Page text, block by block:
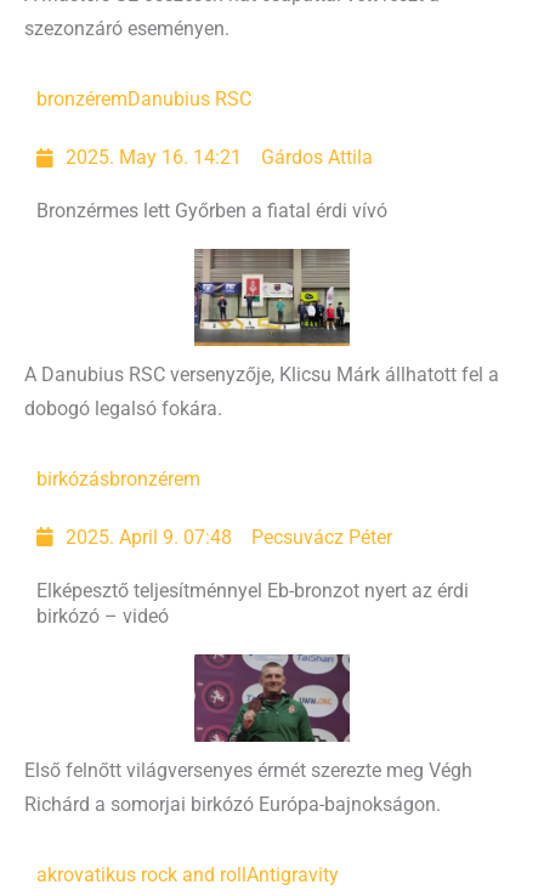
szezonzáró eseményen.
bronzéremDanubius RSC
2025. May 16. 14:21 Gárdos Attila
Bronzérmes lett Győrben a fiatal érdi vívó
A Danubius RSC versenyzője, Klicsu Márk állhatott fel a
dobogó legalsó fokára.
birkózásbronzérem
2025. April 9. 07:48 Pecsuvácz Péter
Elképesztő teljesítménnyel Eb-bronzot nyert az érdi
birkózó – videó
Első felnőtt világversenyes érmét szerezte meg Végh
Richárd a somorjai birkózó Európa-bajnokságon.
akrovatikus rock and roll Antigravity